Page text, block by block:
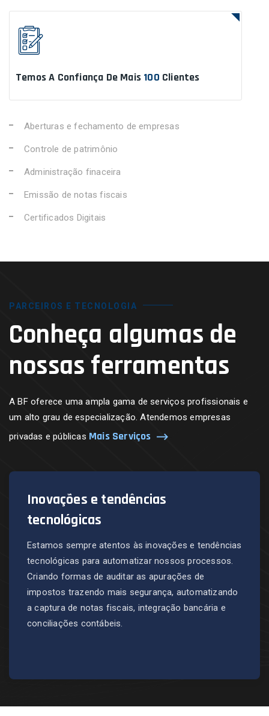
Temos A Confiança De Mais 100 Clientes
Aberturas e fechamento de empresas
Controle de patrimônio
Administração finaceira
Emissão de notas fiscais
Certificados Digitais
PARCEIROS E TECNOLOGIA
Conheça algumas de
nossas ferramentas
A BF oferece uma ampla gama de serviços profissionais e
um alto grau de especialização. Atendemos empresas
privadas e públicas Mais Serviços
Inovações e tendências
tecnológicas
Estamos sempre atentos às inovações e tendências
tecnológicas para automatizar nossos processos.
Criando formas de auditar as apurações de
impostos trazendo mais segurança, automatizando
a captura de notas fiscais, integração bancária e
conciliações contábeis.